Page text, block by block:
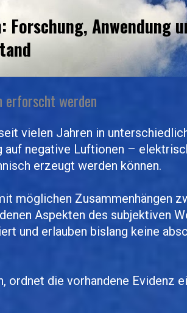
Anwendung
erforscht werden
vielen Jahren in
negative Luftionen –
erzeugt werden können.
möglichen Zusammenhängen
Aspekten des subjektiven
und erlauben bislang keine
ordnet die vorhandene Evidenz